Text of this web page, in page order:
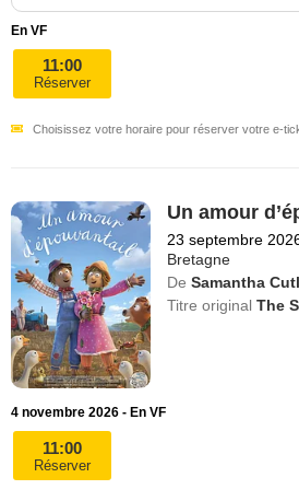
En VF
11:00
Réserver
Choisissez votre horaire pour réserver votre e-
Un amour
23 septembre
Bretagne
De Samantha
Titre originalThe
4 novembre 2026 - En VF
11:00
Réserver